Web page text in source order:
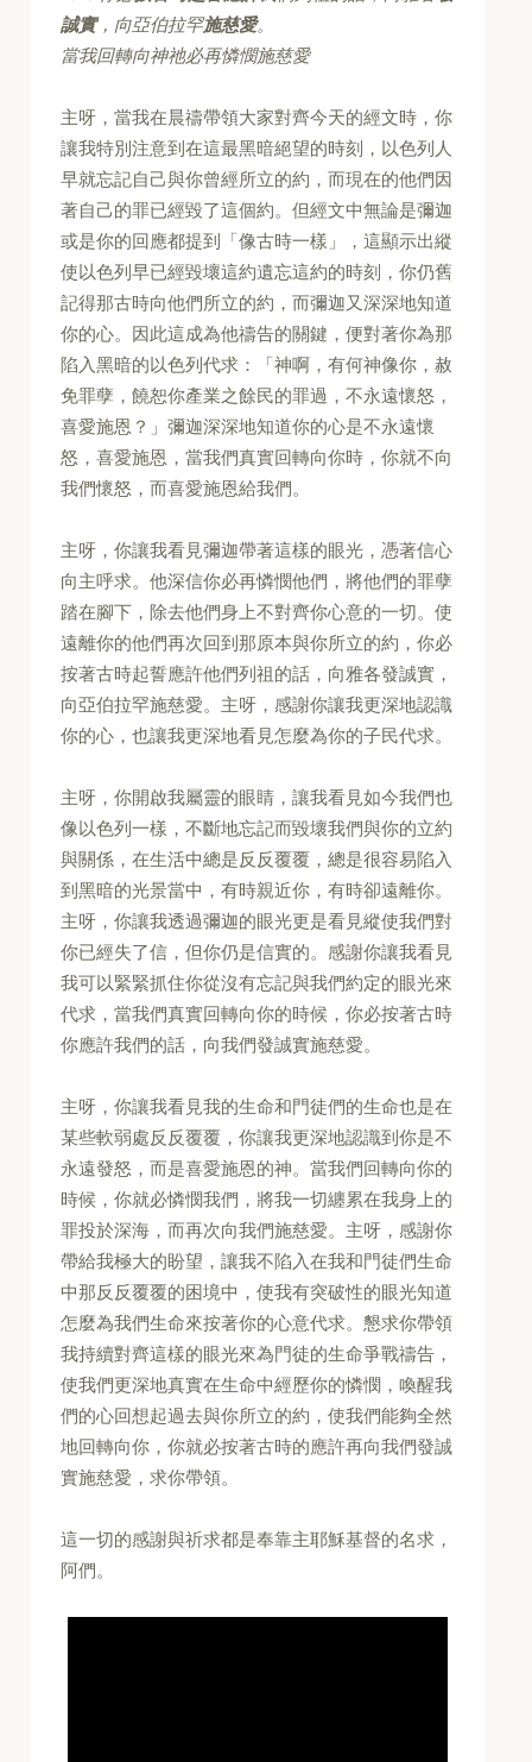
誠實，向亞伯拉罕施慈愛。
當我回轉向神祂必再憐憫施慈愛
主呀，當我在晨禱帶領大家對齊今天的經文時，你
讓我特別注意到在這最黑暗絕望的時刻，以色列人
早就忘記自己與你曾經所立的約，而現在的他們因
著自己的罪已經毀了這個約。但經文中無論是彌迦
或是你的回應都提到「像古時一樣」，這顯示出縱
使以色列早已經毀壞這約遺忘這約的時刻，你仍舊
記得那古時向他們所立的約，而彌迦又深深地知道
你的心。因此這成為他禱告的關鍵，便對著你為那
陷入黑暗的以色列代求：「神啊，有何神像你，赦
免罪孽，饒恕你產業之餘民的罪過，不永遠懷怒，
喜愛施恩？」彌迦深深地知道你的心是不永遠懷
怒，喜愛施恩，當我們真實回轉向你時，你就不向
我們懷怒，而喜愛施恩給我們。
主呀，你讓我看見彌迦帶著這樣的眼光，憑著信心
向主呼求。他深信你必再憐憫他們，將他們的罪孽
踏在腳下，除去他們身上不對齊你心意的一切。使
遠離你的他們再次回到那原本與你所立的約，你必
按著古時起誓應許他們列祖的話，向雅各發誠實，
向亞伯拉罕施慈愛。主呀，感謝你讓我更深地認識
你的心，也讓我更深地看見怎麼為你的子民代求。
主呀，你開啟我屬靈的眼睛，讓我看見如今我們也
像以色列一樣，不斷地忘記而毀壞我們與你的立約
與關係，在生活中總是反反覆覆，總是很容易陷入
到黑暗的光景當中，有時親近你，有時卻遠離你。
主呀，你讓我透過彌迦的眼光更是看見縱使我們對
你已經失了信，但你仍是信實的。感謝你讓我看見
我可以緊緊抓住你從沒有忘記與我們約定的眼光來
代求，當我們真實回轉向你的時候，你必按著古時
你應許我們的話，向我們發誠實施慈愛。
主呀，你讓我看見我的生命和門徒們的生命也是在
某些軟弱處反反覆覆，你讓我更深地認識到你是不
永遠發怒，而是喜愛施恩的神。當我們回轉向你的
時候，你就必憐憫我們，將我一切纏累在我身上的
罪投於深海，而再次向我們施慈愛。主呀，感謝你
帶給我極大的盼望，讓我不陷入在我和門徒們生命
中那反反覆覆的困境中，使我有突破性的眼光知道
怎麼為我們生命來按著你的心意代求。懇求你帶領
我持續對齊這樣的眼光來為門徒的生命爭戰禱告，
使我們更深地真實在生命中經歷你的憐憫，喚醒我
們的心回想起過去與你所立的約，使我們能夠全然
地回轉向你，你就必按著古時的應許再向我們發誠
實施慈愛，求你帶領。
這一切的感謝與祈求都是奉靠主耶穌基督的名求，
阿們。